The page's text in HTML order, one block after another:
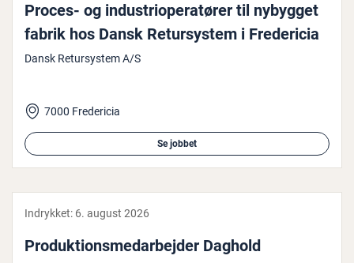
Proces- og in­du­strio­pe­ra­tø­rer til nybygget
fabrik hos Dansk Re­tur­sy­stem i Fre­de­ri­cia
Dansk Retursystem A/S
7000 Fredericia
Se jobbet
Indrykket: 6. august 2026
Pro­duk­tions­me­d­ar­bej­der Daghold